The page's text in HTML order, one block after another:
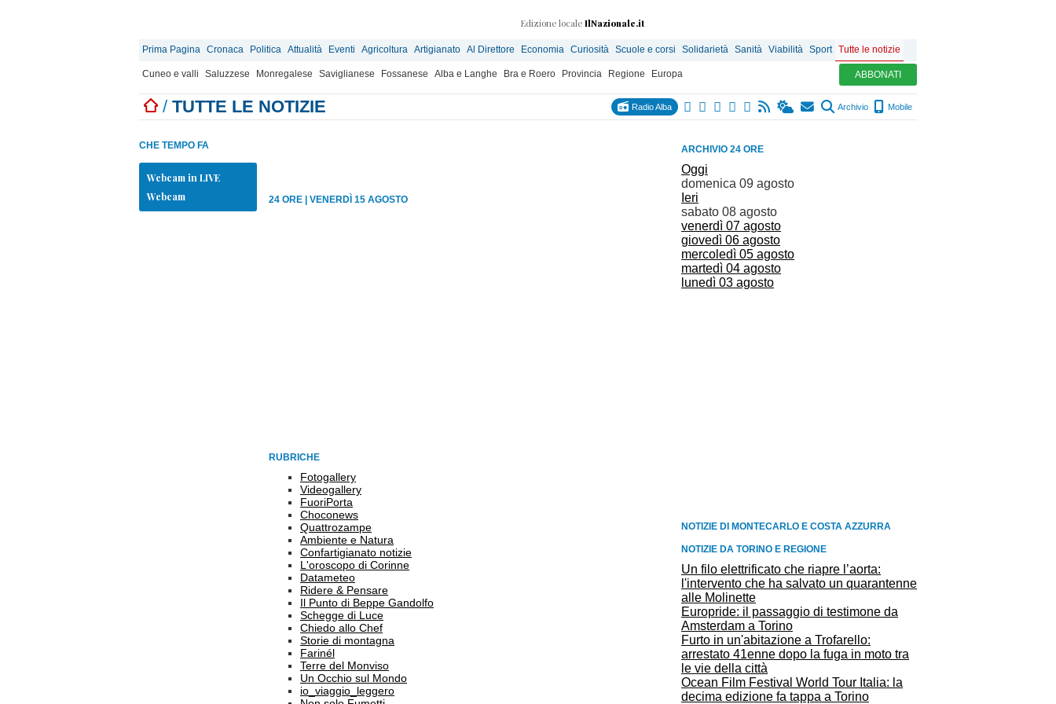
Edizione locale IlNazionale.it
Prima Pagina Cronaca Politica Attualità Eventi Agricoltura Artigianato Al Direttore Economia Curiosità Scuole e corsi Solidarietà Sanità Viabilità Sport Tutte le notizie
Cuneo e valli Saluzzese Monregalese Saviglianese Fossanese Alba e Langhe Bra e Roero Provincia Regione Europa ABBONATI
/ TUTTE LE NOTIZIE Radio Alba Archivio Mobile
ARCHIVIO 24 ORE
Oggi
domenica 09 agosto
Ieri
sabato 08 agosto
venerdì 07 agosto
giovedì 06 agosto
mercoledì 05 agosto
martedì 04 agosto
lunedì 03 agosto
NOTIZIE DI MONTECARLO E COSTA AZZURRA
NOTIZIE DA TORINO E REGIONE
Un filo elettrificato che riapre l’aorta:
l'intervento che ha salvato un quarantenne
alle Molinette
Europride: il passaggio di testimone da
Amsterdam a Torino
Furto in un'abitazione a Trofarello:
arrestato 41enne dopo la fuga in moto tra
le vie della città
Ocean Film Festival World Tour Italia: la
decima edizione fa tappa a Torino
CHE TEMPO FA
Webcam in LIVE
Webcam
24 ORE VENERDÌ 15 AGOSTO
RUBRICHE
Fotogallery
Videogallery
FuoriPorta
Choconews
Quattrozampe
Ambiente e Natura
Confartigianato notizie
L'oroscopo di Corinne
Datameteo
Ridere & Pensare
Il Punto di Beppe Gandolfo
Schegge di Luce
Chiedo allo Chef
Storie di montagna
Farinél
Terre del Monviso
Un Occhio sul Mondo
io_viaggio_leggero